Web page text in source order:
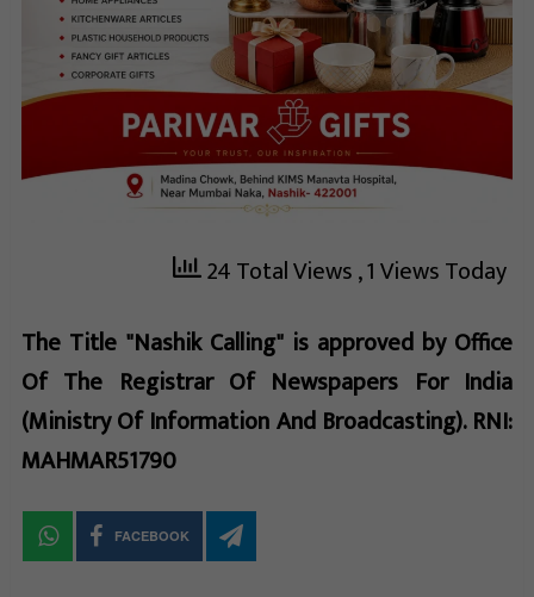
24 Total Views, 1 Views Today
The Title "Nashik Calling" is approved by Office
Of The Registrar Of Newspapers For India
(Ministry Of Information And Broadcasting). RNI:
MAHMAR51790
FACEBOOK